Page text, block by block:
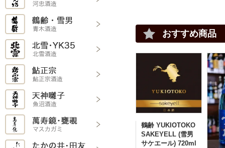
おすすめ商品
鶴齢 YUKIOTOKO
SAKEYELL (雪男
サケエール) 720ml